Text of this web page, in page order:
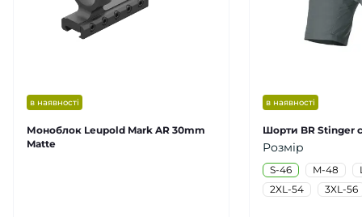
в наявності
Моноблок Leupold Mark AR 30mm
Matte
в наявності
Шорти BR Stinger
Розмір
S-46 M-48
2XL-54
3XL-56